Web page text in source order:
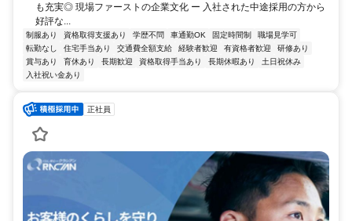
も充実◎ 現場ファーストの企業文化 ー 入社された中途採用の方から
好評な...
制服あり 資格取得支援あり 学歴不問 車通勤OK 固定時間制
職場見学可
転勤なし
住宅手当あり 交通費全額支給 経験者歓迎 有資格者歓迎
研修あり
賞与あり
育休あり 長期歓迎 資格取得手当あり 長期休暇あり
土日祝休み
入社祝い金あり
正社員